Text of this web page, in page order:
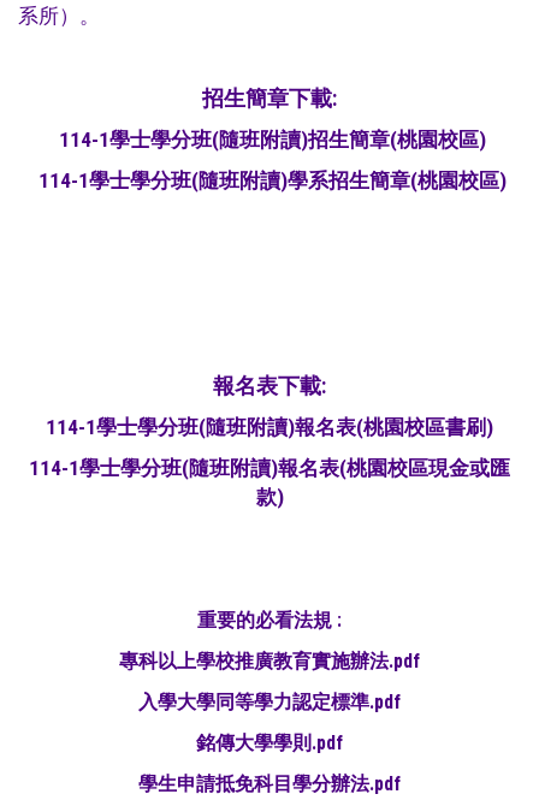
系所）。
招生簡章下載:
114-1學士學分班(隨班附讀)招生簡章(桃園校區)
114-1學士學分班(隨班附讀)學系招生簡章(桃園校區)
報名表下載:
114-1學士學分班(隨班附讀)報名表(桃園校區書刷)
114-1學士學分班(隨班附讀)報名表(桃園校區現金或匯
款)
重要的必看法規 :
專科以上學校推廣教育實施辦法.pdf
入學大學同等學力認定標準.pdf
銘傳大學學則.pdf
學生申請抵免科目學分辦法.pdf